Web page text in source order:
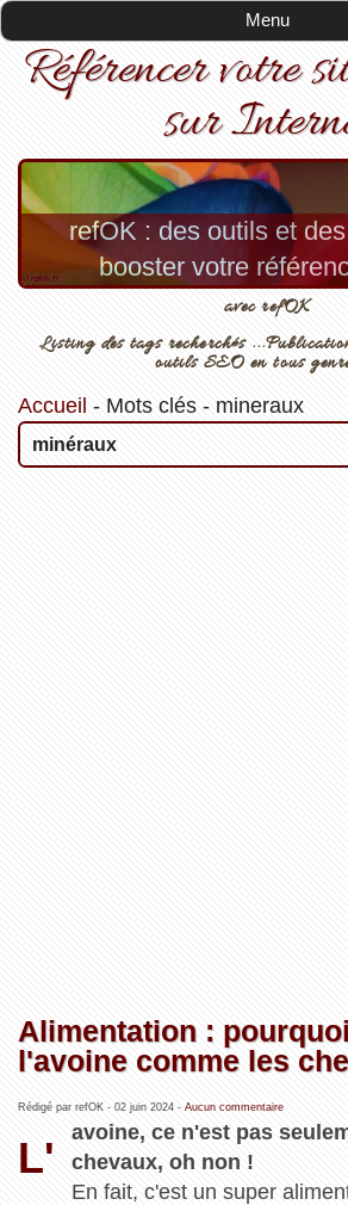
Menu
Référencer votre
sur
refOK : des outils et
booster votre
avec refOK
Listing des tags recherchés
outils SEO en tous
Accueil - Mots clés- mineraux
minéraux
Alimentation :
l'avoine comme les
Rédigé par refOK - 02 juin 2024- Aucun commentaire
L'
avoine, ce n'est pas
chevaux, oh non !
En fait, c'est un super